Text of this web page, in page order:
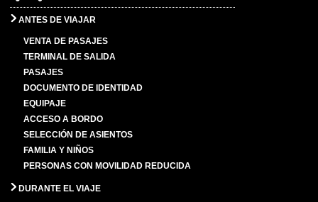
ANTES DE VIAJAR
VENTA DE PASAJES
TERMINAL DE SALIDA
PASAJES
DOCUMENTO DE IDENTIDAD
EQUIPAJE
ACCESO A BORDO
SELECCIÓN DE ASIENTOS
FAMILIA Y NIÑOS
PERSONAS CON MOVILIDAD REDUCIDA
DURANTE EL VIAJE